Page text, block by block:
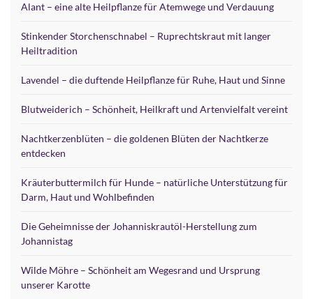
Alant – eine alte Heilpflanze für Atemwege und Verdauung
Stinkender Storchenschnabel – Ruprechtskraut mit langer
Heiltradition
Lavendel – die duftende Heilpflanze für Ruhe, Haut und Sinne
Blutweiderich – Schönheit, Heilkraft und Artenvielfalt vereint
Nachtkerzenblüten – die goldenen Blüten der Nachtkerze
entdecken
Kräuterbuttermilch für Hunde – natürliche Unterstützung für
Darm, Haut und Wohlbefinden
Die Geheimnisse der Johanniskrautöl-Herstellung zum
Johannistag
Wilde Möhre – Schönheit am Wegesrand und Ursprung
unserer Karotte